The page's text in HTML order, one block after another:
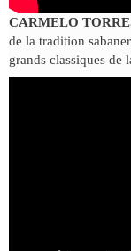
CARMELO
de la tradition
grands classiques de